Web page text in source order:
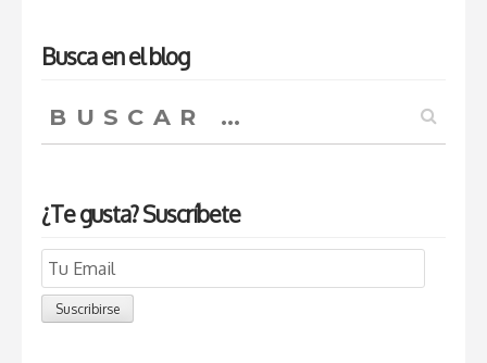
Busca en el blog
¿Te gusta? Suscríbete
Email
Subscription
Suscribirse